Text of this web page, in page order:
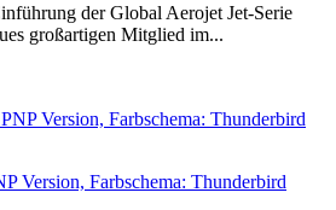
der Global Aerojet Jet-Serie
großartigen Mitglied im...
Version, Farbschema: Thunderbird